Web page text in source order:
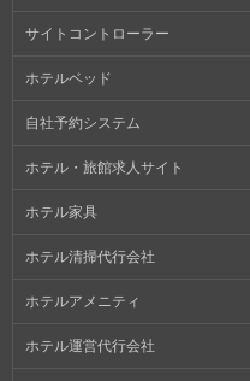
サイトコントローラー
ホテルベッド
自社予約システム
ホテル・旅館求人サイト
ホテル家具
ホテル清掃代行会社
ホテルアメニティ
ホテル運営代行会社